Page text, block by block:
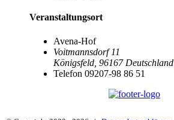
Veranstaltungsort
Avena-Hof
Voitmannsdorf 11
Königsfeld 96167 Deutschland
Telefon 09207-98 86 51